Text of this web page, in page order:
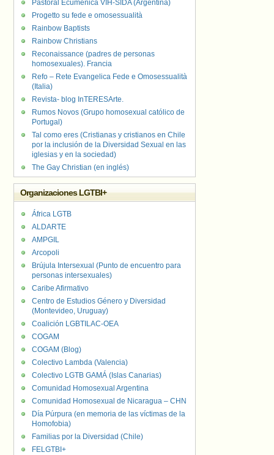
Pastoral Ecuménica VIH-SIDA (Argentina)
Progetto su fede e omosessualità
Rainbow Baptists
Rainbow Christians
Reconaissance (padres de personas
homosexuales). Francia
Refo – Rete Evangelica Fede e Omosessualità
(Italia)
Revista- blog InTERESArte.
Rumos Novos (Grupo homosexual católico de
Portugal)
Tal como eres (Cristianas y cristianos en Chile
por la inclusión de la Diversidad Sexual en las
iglesias y en la sociedad)
The Gay Christian (en inglés)
Organizaciones LGTBI+
África LGTB
ALDARTE
AMPGIL
Arcopoli
Brújula Intersexual (Punto de encuentro para
personas intersexuales)
Caribe Afirmativo
Centro de Estudios Género y Diversidad
(Montevideo, Uruguay)
Coalición LGBTILAC-OEA
COGAM
COGAM (Blog)
Colectivo Lambda (Valencia)
Colectivo LGTB GAMÁ (Islas Canarias)
Comunidad Homosexual Argentina
Comunidad Homosexual de Nicaragua – CHN
Día Púrpura (en memoria de las víctimas de la
Homofobia)
Familias por la Diversidad (Chile)
FELGTBI+